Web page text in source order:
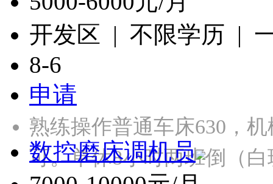
开发区 | 不限学历 |
8-6
申请
熟练操作普通车床630，
可。单休8小时两班倒（
数控磨床调机员